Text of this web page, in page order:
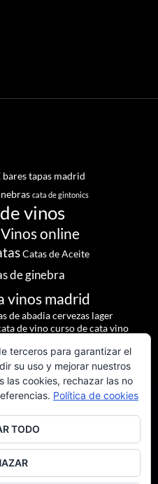
bares tapas madrid
cata de gintonics
vinos
online
Catas de Aceite
de ginebra
vinos madrid
de abadiacervezas lager
de vinocurso de cata vino
Duero
madrid Godello lúpulo
Terolpilsner urquell
madrid
saaz salir madrid staropramen
team building
Vinos Tintos Andaluces
terceros para garantizar el
su uso y mejorar nuestros
las cookies, rechazar las no
Política de cookies
TODO